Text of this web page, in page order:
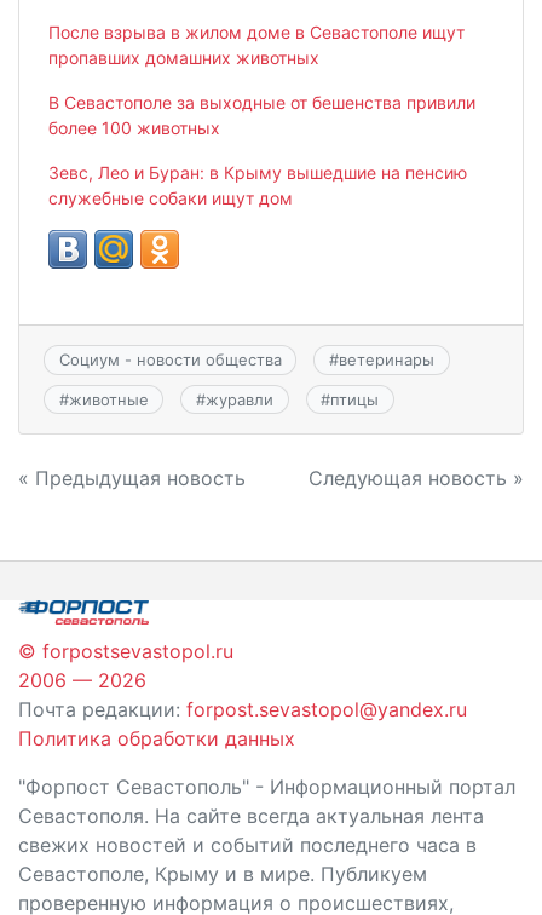
После взрыва в жилом доме в Севастополе ищут
пропавших домашних животных
В Севастополе за выходные от бешенства привили
более 100 животных
Зевс, Лео и Буран: в Крыму вышедшие на пенсию
служебные собаки ищут дом
Социум - новости общества #ветеринары
#животные #журавли #птицы
Навигация
записям
« Предыдущая новость Следующая новость »
© forpostsevastopol.ru
2006 — 2026
Почта редакции: forpost.sevastopol@yandex.ru
Политика обработки данных
"Форпост Севастополь" - Информационный портал
Севастополя. На сайте всегда актуальная лента
свежих новостей и событий последнего часа в
Севастополе, Крыму и в мире. Публикуем
проверенную информация о происшествиях,